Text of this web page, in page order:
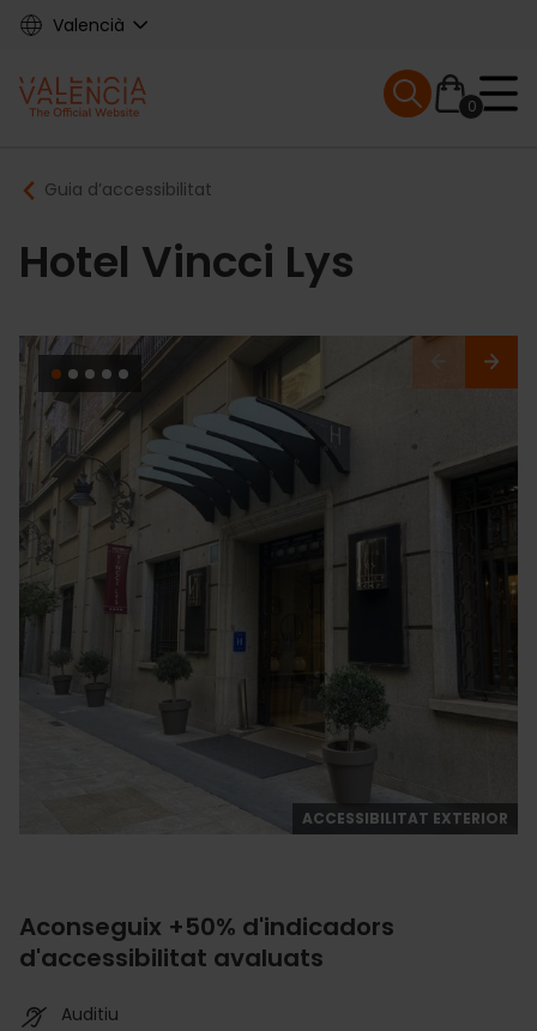
Skip
content
Valencià
Main
navigation
0
Mobile menu
Breadcrumb
Guia d’accessibilitat
Hotel Vincci Lys
ACCESSIBILITAT EXTERIOR
Aconseguix +50% d'indicadors
d'accessibilitat avaluats
Auditiu